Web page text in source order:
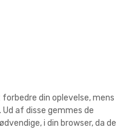
din oplevelse, mens
af disse gemmes de
i din browser, da de